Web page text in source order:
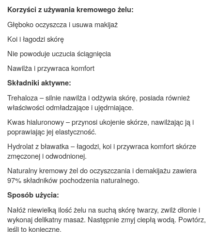
Korzyści z używania kremowego żelu:
Głęboko oczyszcza i usuwa makijaż
Koi i łagodzi skórę
Nie powoduje uczucia ściągnięcia
Nawilża i przywraca komfort
Składniki aktywne:
Trehaloza – silnie nawilża i odżywia skórę, posiada również
właściwości odmładzające i ujędrniające.
Kwas hialuronowy – przynosi ukojenie skórze, nawilżając ją i
poprawiając jej elastyczność.
Hydrolat z bławatka – łagodzi, koi i przywraca komfort skórze
zmęczonej i odwodnionej.
Naturalny kremowy żel do oczyszczania i demakijażu zawiera
97% składników pochodzenia naturalnego.
Sposób użycia:
Nałóż niewielką ilość żelu na suchą skórę twarzy, zwilż dłonie i
wykonaj delikatny masaż. Następnie zmyj ciepłą wodą. Powtórz,
jeśli to konieczne.